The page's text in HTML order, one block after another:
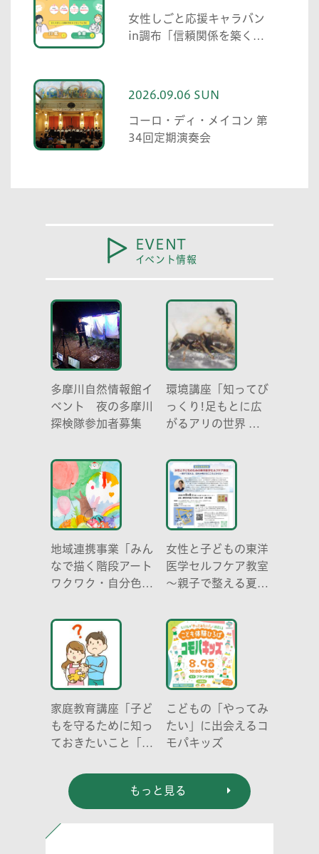
女性しごと応援キャラバン
in調布「信頼関係を築くた
2026.09.06 SUN
コーロ・ディ・メイコン 第
34回定期演奏会
EVENT
イベント情報
多摩川自然情報館イ
ベント 夜の多摩川
探検隊参加者募集
環境講座「知ってび
っくり!足もとに広
がるアリの世界 ア
成り立ち、生態系に
おける役割」
地域連携事業「みん
なで描く階段アート
ワクワク・自分色の
女性と子どもの東洋
医学セルフケア教室
～親子で整える夏休
らだ～
家庭教育講座「子ど
もを守るために知っ
ておきたいこと「プ
どう伝える? (幼児
編)」
こどもの「やってみ
たい」に出会えるコ
モパキッズ
もっと見る